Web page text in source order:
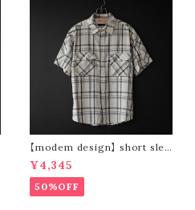
【modem design】 short slee
ve check shirt
¥4,345
50%OFF